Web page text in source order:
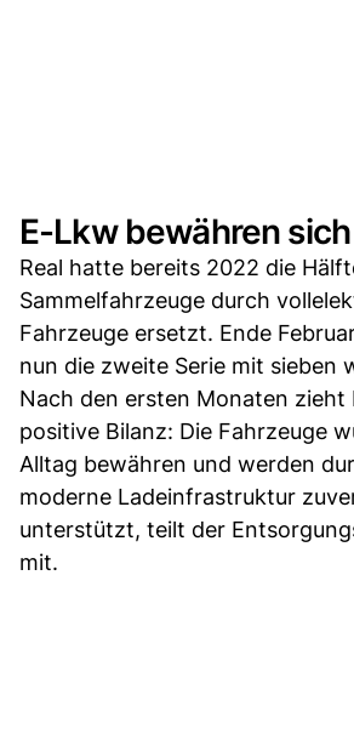
E-Lkw bewähren
Real hatte bereits 2022 die
Sammelfahrzeuge durch
Fahrzeuge ersetzt. Ende
nun die zweite Serie mit sieben
Nach den ersten Monaten zieht
positive Bilanz: Die Fahrzeuge
Alltag bewähren und werden
moderne Ladeinfrastruktur
unterstützt, teilt der
mit.